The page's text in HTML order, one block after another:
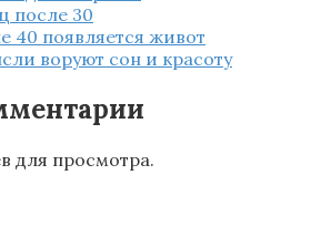
после 30
40 появляется живот
воруют сон и красоту
для просмотра.